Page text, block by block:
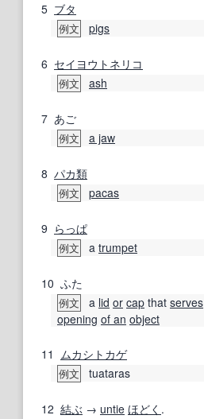
5 ブタ
例文 pigs
6 セイヨウトネリコ
例文 ash
7 あご
例文 a jaw
8 パカ類
例文 pacas
9 らっぱ
例文 a trumpet
10 ふた
例文 a lid or cap that serves
opening of an object
11 ムカシトカゲ
例文 tuataras
12 結ぶ → untie ほどく .